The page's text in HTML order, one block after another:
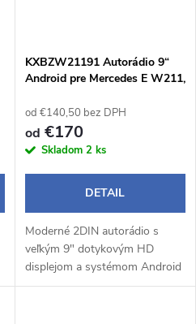
KXBZW21191 Autorádio 9“
Android pre Mercedes E W211,
W219
od €140,50 bez DPH
od €170
Skladom 2 ks
DETAIL
Moderné 2DIN autorádio s
veľkým 9" dotykovým HD
displejom a systémom Android
14 prináša pohodlné a